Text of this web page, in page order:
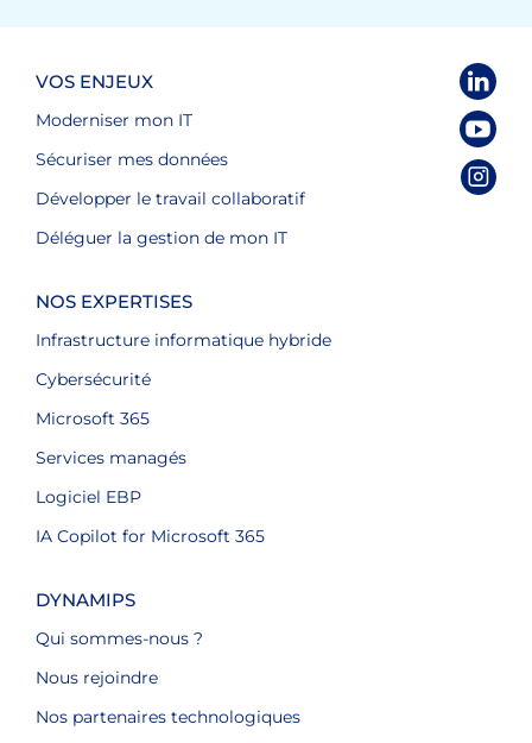
VOS ENJEUX
Moderniser mon IT
Sécuriser mes données
Développer le travail collaboratif
Déléguer la gestion de mon IT
NOS EXPERTISES
Infrastructure informatique hybride
Cybersécurité
Microsoft 365
Services managés
Logiciel EBP
IA Copilot for Microsoft 365
DYNAMIPS
Qui sommes-nous ?
Nous rejoindre
Nos partenaires technologiques